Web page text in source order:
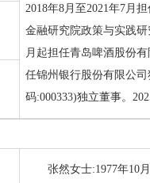
2018年8月至2021年7月
金融研究院政策与实践
月起担任青岛啤酒股份
任锦州银行股份有限公
码:000333)独立董事。
张然女士:1977年10